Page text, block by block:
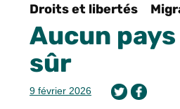
Droits et libertés
Aucun pays
sûr
9 février 2026